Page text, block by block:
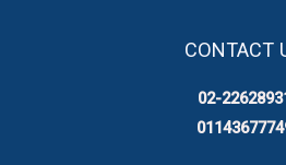
CONTACT
02-